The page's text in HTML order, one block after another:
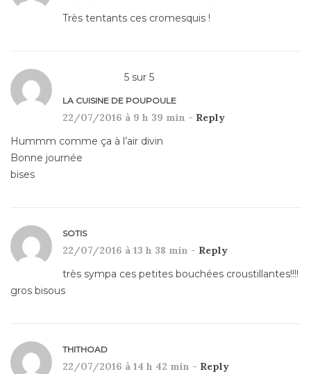
Très tentants ces cromesquis !
5 sur 5
LA CUISINE DE POUPOULE
22/07/2016 à 9 h 39 min - Reply
Hummm comme ça à l’air divin
Bonne journée
bises
SOTIS
22/07/2016 à 13 h 38 min - Reply
très sympa ces petites bouchées croustillantes!!!!
gros bisous
THITHOAD
22/07/2016 à 14 h 42 min - Reply